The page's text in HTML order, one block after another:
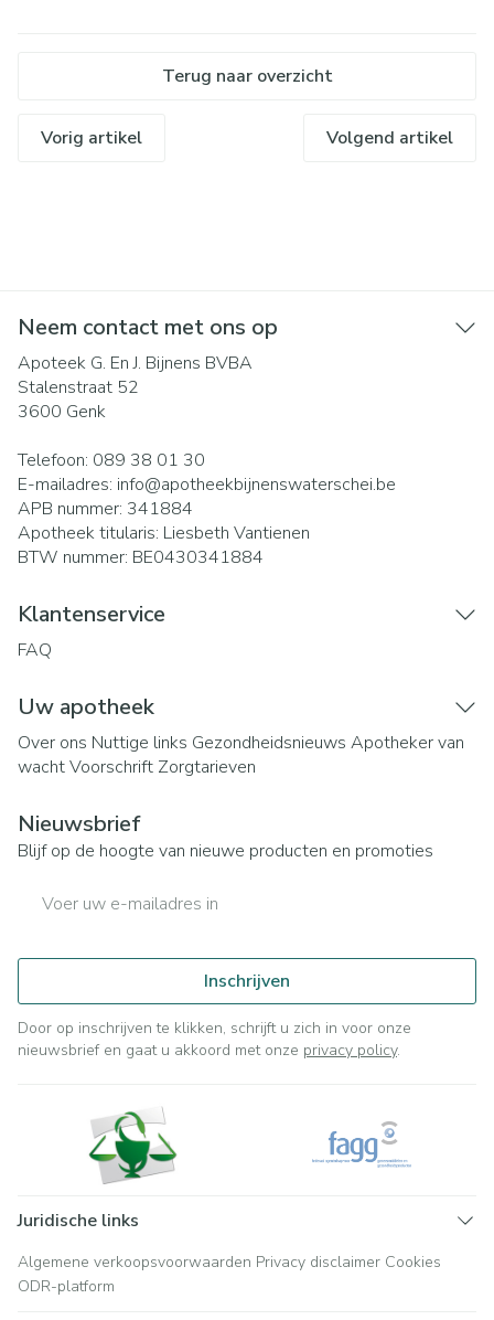
Terug naar overzicht
Vorig artikel Volgend artikel
Neem contact met ons op
Apoteek G. En J. Bijnens BVBA
Stalenstraat 52
3600 Genk
Telefoon: 089 38 01 30
E-mailadres: info@apotheekbijnenswaterschei.be
APB nummer: 341884
Apotheek titularis: Liesbeth Vantienen
BTW nummer: BE0430341884
Klantenservice
FAQ
Uw apotheek
Over ons Nuttige links Gezondheidsnieuws Apotheker van
wachtVoorschrift Zorgtarieven
Nieuwsbrief
Blijf op de hoogte van nieuwe producten en promoties
Inschrijven
Door op inschrijven te klikken, schrijft u zich in voor onze
nieuwsbrief en gaat u akkoord met onze privacy policy.
Juridische links
Algemene verkoopsvoorwaarden Privacy disclaimer Cookies
ODR-platform